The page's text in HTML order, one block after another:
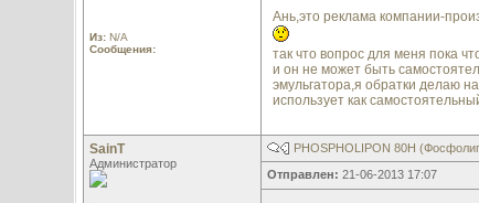
Из:N/A
Сообщения:
Ань,это реклама компании-
так что вопрос для меня пока
и он не может быть
эмульгатора,я обратки делаю
использует как
SainT
Администратор
PHOSPHOLIPON 80H
Отправлен: 21-06-2013 17:07